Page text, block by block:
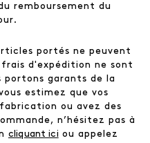
remboursement du
portés ne peuvent
d'expédition ne sont
portons garants de la
estimez que vos
ou avez des
n’hésitez pas à
cliquant ici ou appelez